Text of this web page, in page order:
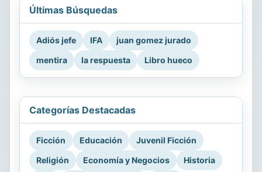
Últimas Búsquedas
Adiós jefe IFA
juan gomez jurado
mentira
la respuesta Libro hueco
Categorías Destacadas
Ficción Educación
Juvenil Ficción
Religión
Economía y Negocios Historia